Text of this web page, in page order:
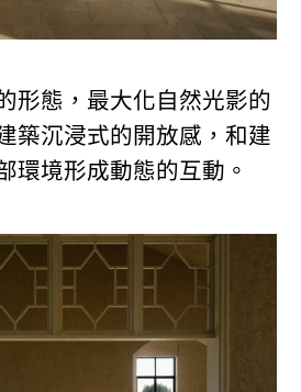
形態，最大化自然光影的
築沉浸式的開放感，和建
環境形成動態的互動。